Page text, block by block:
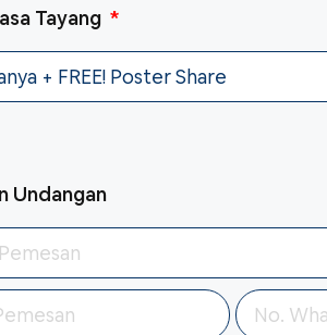
Tayang
Undangan